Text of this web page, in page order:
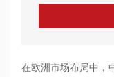
在欧洲市场布局中，